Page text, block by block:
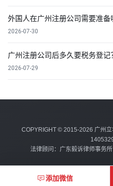
外国人在广州注册公司需要准
2026-07-30
广州注册公司后多久要税务登
2026-07-29
COPYRIGHT © 2015-2026 广州
法律顾问：广东毅诉律师事务
添加微信